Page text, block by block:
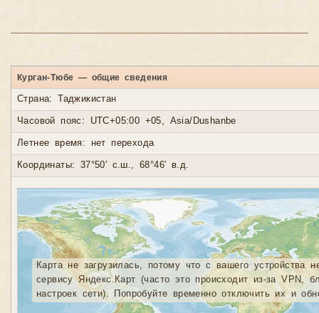
Курган-Тюбе — общие сведения
Страна: Таджикистан
Часовой пояс: UTC+05:00 +05, Asia/Dushanbe
Летнее время: нет перехода
Координаты: 37°50′ с.ш., 68°46′ в.д.
Карта не загрузилась, потому что с вашего устройства
сервису Яндекс.Карт (часто это происходит из-за VPN,
настроек сети). Попробуйте временно отключить их и